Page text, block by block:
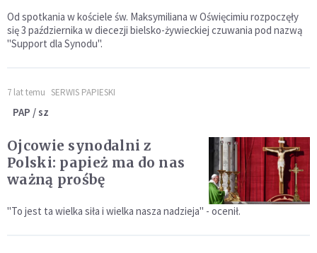
Od spotkania w kościele św. Maksymiliana w Oświęcimiu rozpoczęły
się 3 października w diecezji bielsko-żywieckiej czuwania pod nazwą
"Support dla Synodu".
7 lat temu SERWIS PAPIESKI
PAP / sz
Ojcowie synodalni z
Polski: papież ma do nas
ważną prośbę
"To jest ta wielka siła i wielka nasza nadzieja" - ocenił.